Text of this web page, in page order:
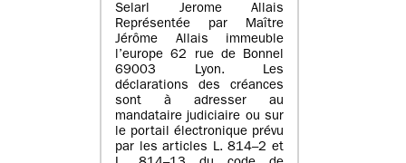
Selarl Jerome Allais
Représentée par Maître
Jérôme Allais immeuble
l’europe 62 rue de Bonnel
69003 Lyon. Les
déclarations des créances
sont à adresser au
mandataire judiciaire ou sur
le portail électronique prévu
par les articles L. 814–2 et